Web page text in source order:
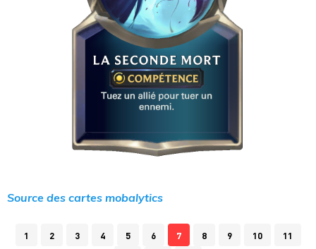
Source des cartes mobalytics
1 2 3 4 5 6 7 8 9 10
11